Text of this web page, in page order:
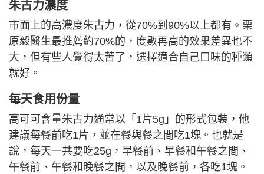
朱古力濃度
市面上的高濃度朱古力，從70%到90%以上都有。栗
原毅醫生最推薦約70%的，度數再高的效果差異也不
大，但有些人覺得太苦了，選擇適合自己口味的種類
就好。
每天食用份量
高可可含量朱古力通常以「1片5g」的形式包裝，他
建議​​每餐前吃1片，並在餐與餐之間吃1塊。也就是
說，每天一共要吃25g，早餐前、早餐和午餐之間、
午餐前、午餐和晚餐之間，以及晚餐前，各吃1塊。